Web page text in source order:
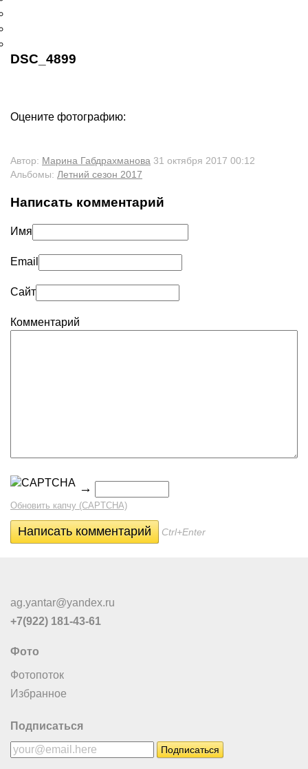
DSC_4899
Оцените фотографию:
Автор: Марина Габдрахманова 31 октября 2017 00:12
Альбомы: Летний сезон 2017
Написать комментарий
Имя
Email
Сайт
Комментарий
→
Обновить капчу (CAPTCHA)
Ctrl+Enter
ag.yantar@yandex.ru
+7(922) 181-43-61
Фото
Фотопоток
Избранное
Подписаться